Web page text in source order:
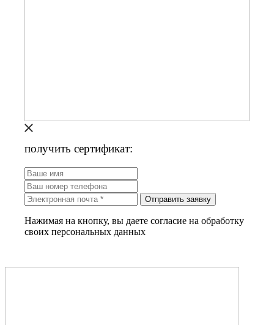
получить сертификат:
Отправить заявку
Нажимая на кнопку, вы даете согласие на обработку
своих персональных данных